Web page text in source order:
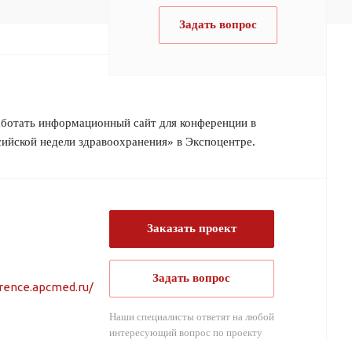
информационный сайт для конференции в
недели здравоохранения» в Экспоцентре.
Заказать проект
Задать вопрос
Наши специалисты ответят на любой
интересующий вопрос по проекту
Задать вопрос